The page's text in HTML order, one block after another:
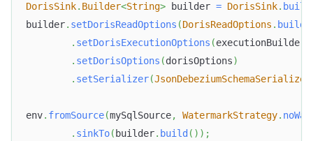
DorisSink. Builder<String> builder = DorisSink.
builder. setDorisReadOptions (DorisReadOptions .
. setDorisExecutionOptions (executionBuilder
. setDorisOptions (dorisOptions)
. setSerializer(JsonDebeziumSchemaSerializer
env. fromSource(mySqlSource, WatermarkStrategy.
. sinkTo( builder. build ( ) ) ;